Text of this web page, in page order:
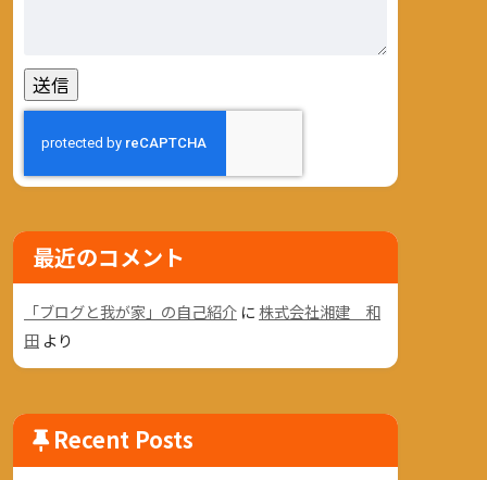
最近のコメント
「ブログと我が家」の自己紹介 に株式会社湘建 和
田 より
Recent Posts